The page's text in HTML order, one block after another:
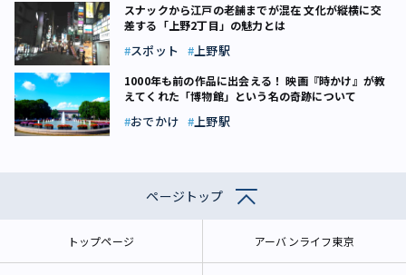
スナックから江戸の老舗までが混在 文化が縦横に交
差する「上野2丁目」の魅力とは
スポット 上野駅
1000年も前の作品に出会える！ 映画『時かけ』が教
えてくれた「博物館」という名の奇跡について
おでかけ 上野駅
ページトップ
トップページ アーバンライフ東京